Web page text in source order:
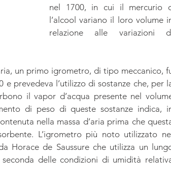
nel 1700, in cui il mercurio
l’alcool variano il loro volume
relazione alle variazioni
un primo igrometro, di tipo meccanico,
prevedeva l’utilizzo di sostanze che, per
il vapor d’acqua presente nel
di peso di queste sostanze indica,
nella massa d’aria prima che
L’igrometro più noto utilizzato
Horace de Saussure che utilizza un
delle condizioni di umidità